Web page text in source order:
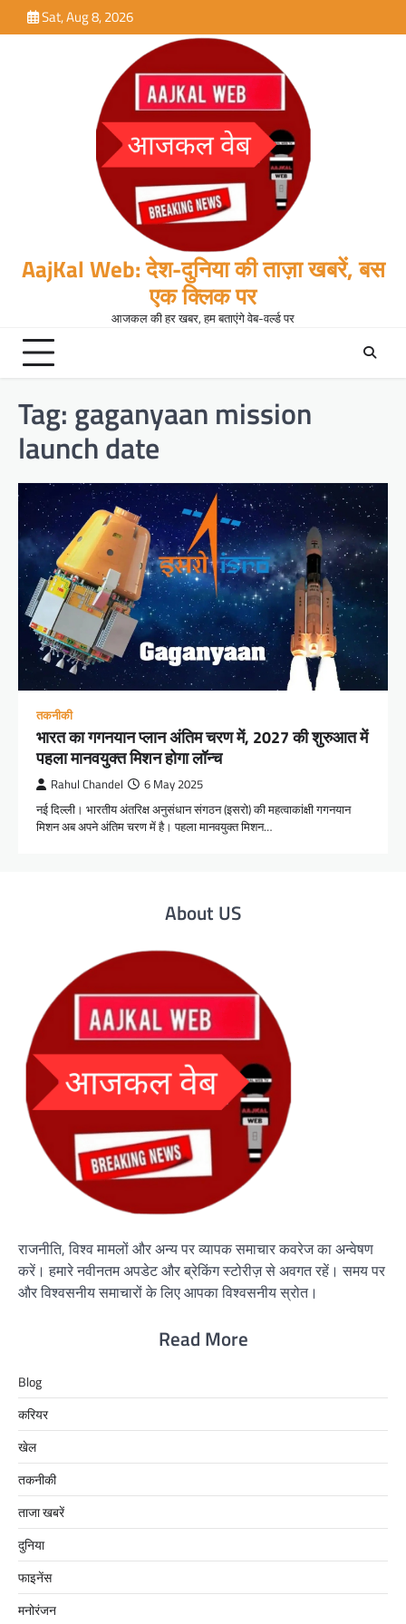
to
Sat, Aug 8, 2026
AajKal Web: देश-दुनिया की ताज़ा खबरें, बस
एक क्लिक पर
आजकल की हर खबर, हम बताएंगे वेब-वर्ल्ड पर
Tag: gaganyaan mission
launch date
तकनीकी
भारत का गगनयान प्लान अंतिम चरण में, 2027 की शुरुआत में
पहला मानवयुक्त मिशन होगा लॉन्च
Rahul Chandel 6 May 2025
नई दिल्ली। भारतीय अंतरिक्ष अनुसंधान संगठन (इसरो) की महत्वाकांक्षी गगनयान
मिशन अब अपने अंतिम चरण में है। पहला मानवयुक्त मिशन…
About US
राजनीति, विश्व मामलों और अन्य पर व्यापक समाचार कवरेज का अन्वेषण
करें। हमारे नवीनतम अपडेट और ब्रेकिंग स्टोरीज़ से अवगत रहें। समय पर
और विश्वसनीय समाचारों के लिए आपका विश्वसनीय स्रोत।
Read More
Blog
करियर
खेल
तकनीकी
ताजा खबरें
दुनिया
फाइनेंस
मनोरंजन